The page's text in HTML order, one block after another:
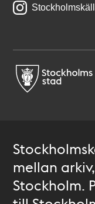
mellan
Stockholm.